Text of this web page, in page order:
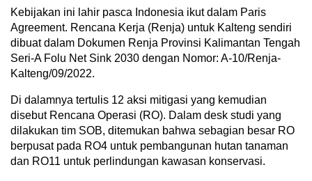
Kebijakan ini lahir pasca Indonesia ikut dalam Paris
Agreement. Rencana Kerja (Renja) untuk Kalteng sendiri
dibuat dalam Dokumen Renja Provinsi Kalimantan Tengah
Seri-A Folu Net Sink 2030 dengan Nomor: A-10/Renja-
Kalteng/09/2022.
Di dalamnya tertulis 12 aksi mitigasi yang kemudian
disebut Rencana Operasi (RO). Dalam desk studi yang
dilakukan tim SOB, ditemukan bahwa sebagian besar RO
berpusat pada RO4 untuk pembangunan hutan tanaman
dan RO11 untuk perlindungan kawasan konservasi.